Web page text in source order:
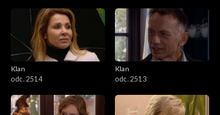
Klan
odc. 2514
Klan
odc. 2513